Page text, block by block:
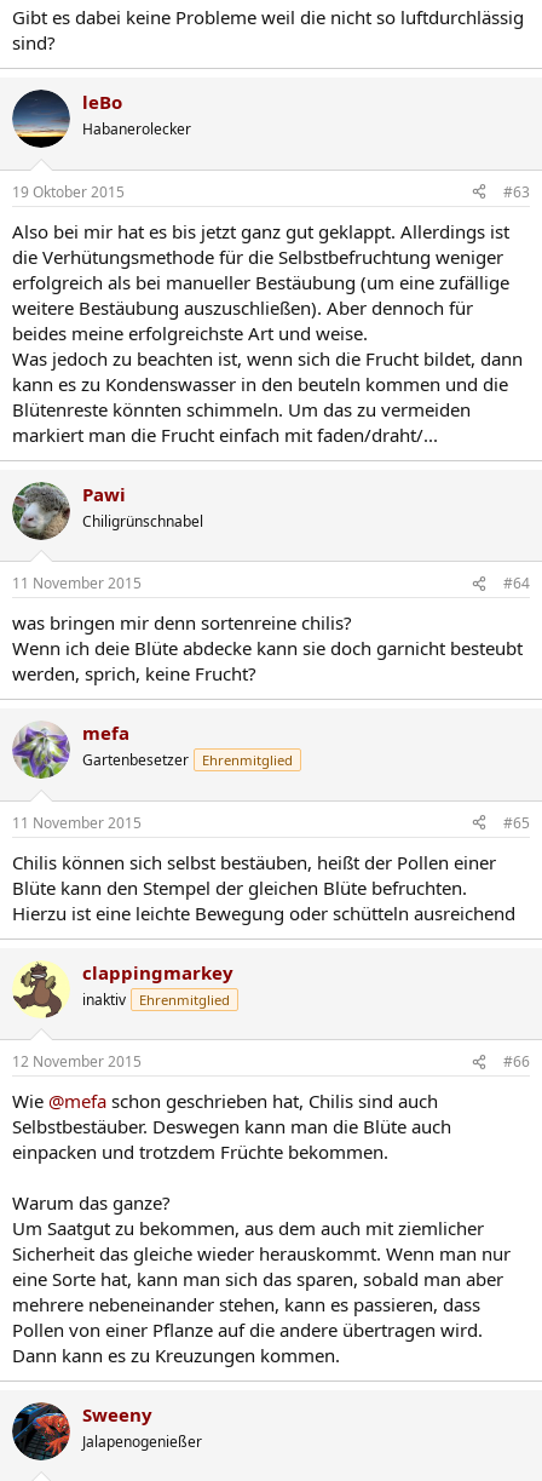
:
Gibt es dabei keine Probleme weil die nicht so luftdurchlässig
sind?
leBo
Habanerolecker
19 Oktober 2015 #63
Also bei mir hat es bis jetzt ganz gut geklappt. Allerdings ist
die Verhütungsmethode für die Selbstbefruchtung weniger
erfolgreich als bei manueller Bestäubung (um eine zufällige
weitere Bestäubung auszuschließen). Aber dennoch für
beides meine erfolgreichste Art und weise.
Was jedoch zu beachten ist, wenn sich die Frucht bildet, dann
kann es zu Kondenswasser in den beuteln kommen und die
Blütenreste könnten schimmeln. Um das zu vermeiden
markiert man die Frucht einfach mit faden/draht/...
Pawi
Chiligrünschnabel
11 November 2015 #64
was bringen mir denn sortenreine chilis?
Wenn ich deie Blüte abdecke kann sie doch garnicht besteubt
werden, sprich, keine Frucht?
mefa
Gartenbesetzer Ehrenmitglied
11 November 2015 #65
Chilis können sich selbst bestäuben, heißt der Pollen einer
Blüte kann den Stempel der gleichen Blüte befruchten.
Hierzu ist eine leichte Bewegung oder schütteln ausreichend
clappingmarkey
inaktiv Ehrenmitglied
12 November 2015 #66
Wie @mefa schon geschrieben hat, Chilis sind auch
Selbstbestäuber. Deswegen kann man die Blüte auch
einpacken und trotzdem Früchte bekommen.
Warum das ganze?
Um Saatgut zu bekommen, aus dem auch mit ziemlicher
Sicherheit das gleiche wieder herauskommt. Wenn man nur
eine Sorte hat, kann man sich das sparen, sobald man aber
mehrere nebeneinander stehen, kann es passieren, dass
Pollen von einer Pflanze auf die andere übertragen wird.
Dann kann es zu Kreuzungen kommen.
Sweeny
Jalapenogenießer